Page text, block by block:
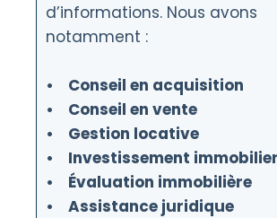
d’informations. Nous avons
notamment :
• Conseil en acquisition
• Conseil en vente
• Gestion locative
• Investissement immobilier
• Évaluation immobilière
• Assistance juridique